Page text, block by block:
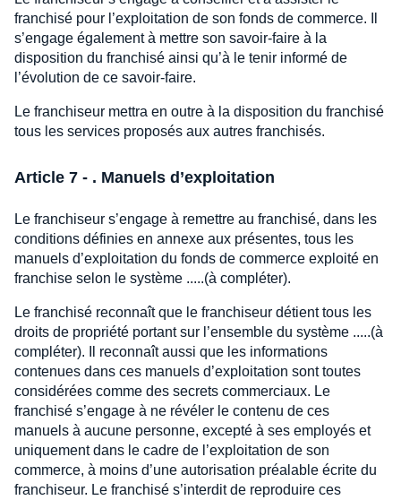
franchisé pour l’exploitation de son fonds de commerce. Il
s’engage également à mettre son savoir-faire à la
disposition du franchisé ainsi qu’à le tenir informé de
l’évolution de ce savoir-faire.
Le franchiseur mettra en outre à la disposition du franchisé
tous les services proposés aux autres franchisés.
Article 7 - . Manuels d’exploitation
Le franchiseur s’engage à remettre au franchisé, dans les
conditions définies en annexe aux présentes, tous les
manuels d’exploitation du fonds de commerce exploité en
franchise selon le système .....(à compléter).
Le franchisé reconnaît que le franchiseur détient tous les
droits de propriété portant sur l’ensemble du système .....(à
compléter). Il reconnaît aussi que les informations
contenues dans ces manuels d’exploitation sont toutes
considérées comme des secrets commerciaux. Le
franchisé s’engage à ne révéler le contenu de ces
manuels à aucune personne, excepté à ses employés et
uniquement dans le cadre de l’exploitation de son
commerce, à moins d’une autorisation préalable écrite du
franchiseur. Le franchisé s’interdit de reproduire ces